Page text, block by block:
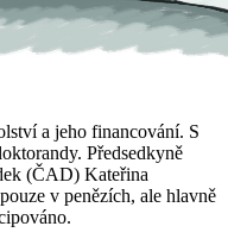
a jeho financování. S
Předsedkyně
(ČAD) Kateřina
v penězích, ale hlavně